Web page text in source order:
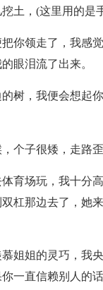
土，(这里用的是
你领走了，我感
眼泪流了出来。
树，我便会想起
个子很矮，走路
育场玩，我十分
杠那边去了，她
姐姐的灵巧，我
一直信赖别人的